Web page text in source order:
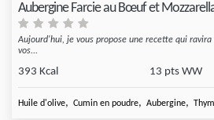
Aubergine Farcie au Bœuf et
Aujourd'hui, je vous propose une recette qui
vos...
393 Kcal 13 pts WW
Huile d'olive, Cumin en poudre, Aubergine,